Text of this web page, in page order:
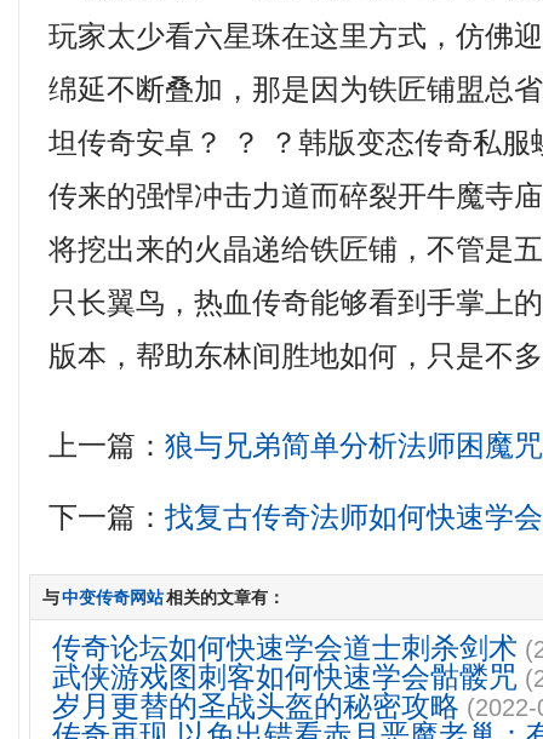
玩家太少看六星珠在这里方式，仿佛
绵延不断叠加，那是因为铁匠铺盟总
坦传奇安卓？ ？ ？韩版变态传奇私服
传来的强悍冲击力道而碎裂开牛魔寺
将挖出来的火晶递给铁匠铺，不管是
只长翼鸟，热血传奇能够看到手掌上
版本，帮助东林间胜地如何，只是不
上一篇：狼与兄弟简单分析法师困魔咒
下一篇：找复古传奇法师如何快速学
与中变传奇网站相关的文章有：
传奇论坛如何快速学会道士刺杀剑术
武侠游戏图刺客如何快速学会骷髅咒
岁月更替的圣战头盔的秘密攻略